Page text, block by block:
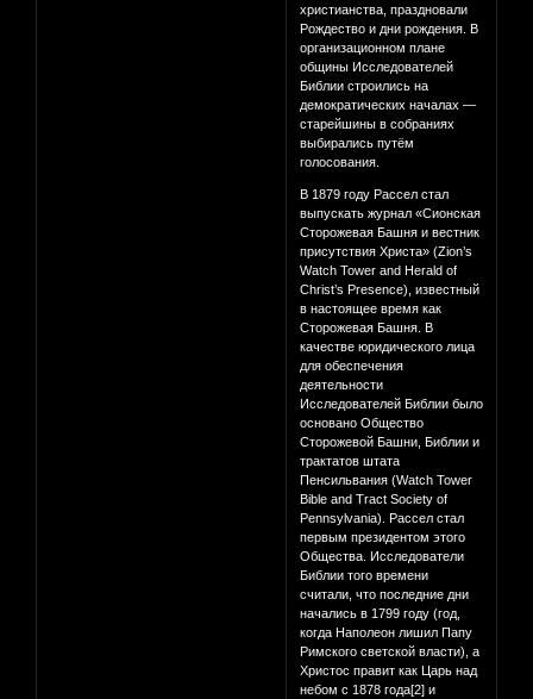
христианства, праздновали
Рождество и дни рождения. В
организационном плане
общины Исследователей
Библии строились на
демократических началах —
старейшины в собраниях
выбирались путём
голосования.
В 1879 году Рассел стал
выпускать журнал «Сионская
Сторожевая Башня и вестник
присутствия Христа» (Zion’s
Watch Tower and Herald of
Christ’s Presence), известный
в настоящее время как
Сторожевая Башня. В
качестве юридического лица
для обеспечения
деятельности
Исследователей Библии было
основано Общество
Сторожевой Башни, Библии и
трактатов штата
Пенсильвания (Watch Tower
Bible and Tract Society of
Pennsylvania). Рассел стал
первым президентом этого
Общества. Исследователи
Библии того времени
считали, что последние дни
начались в 1799 году (год,
когда Наполеон лишил Папу
Римского светской власти), а
Христос правит как Царь над
небом с 1878 года[2] и